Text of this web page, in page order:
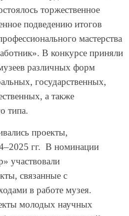
торжественное
подведению итогов
мастерства
В конкурсе приняли
различных форм
государственных,
а также
типа.
проекты,
гг. В номинации
участвовали
связанные с
в работе музея.
молодых научных